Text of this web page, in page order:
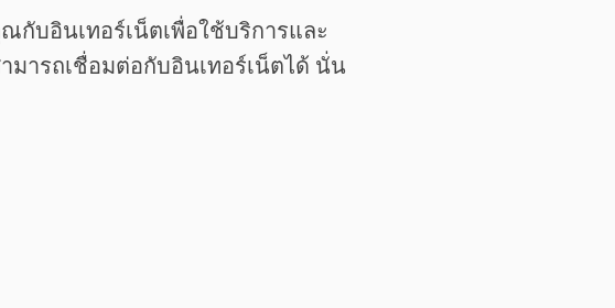
บอินเทอร์เน็ตเพื่อใช้บริการและ
ารถเชื่อมต่อกับอินเทอร์เน็ตได้ นั่น